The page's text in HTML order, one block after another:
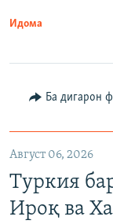
Идома
Ба дигарон
Август 06, 2026
Туркия
Ироқ ва